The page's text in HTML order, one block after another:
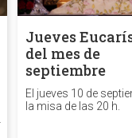
Jueves
del mes de
septiembre
El jueves 10 de
la misa de las 20 h.